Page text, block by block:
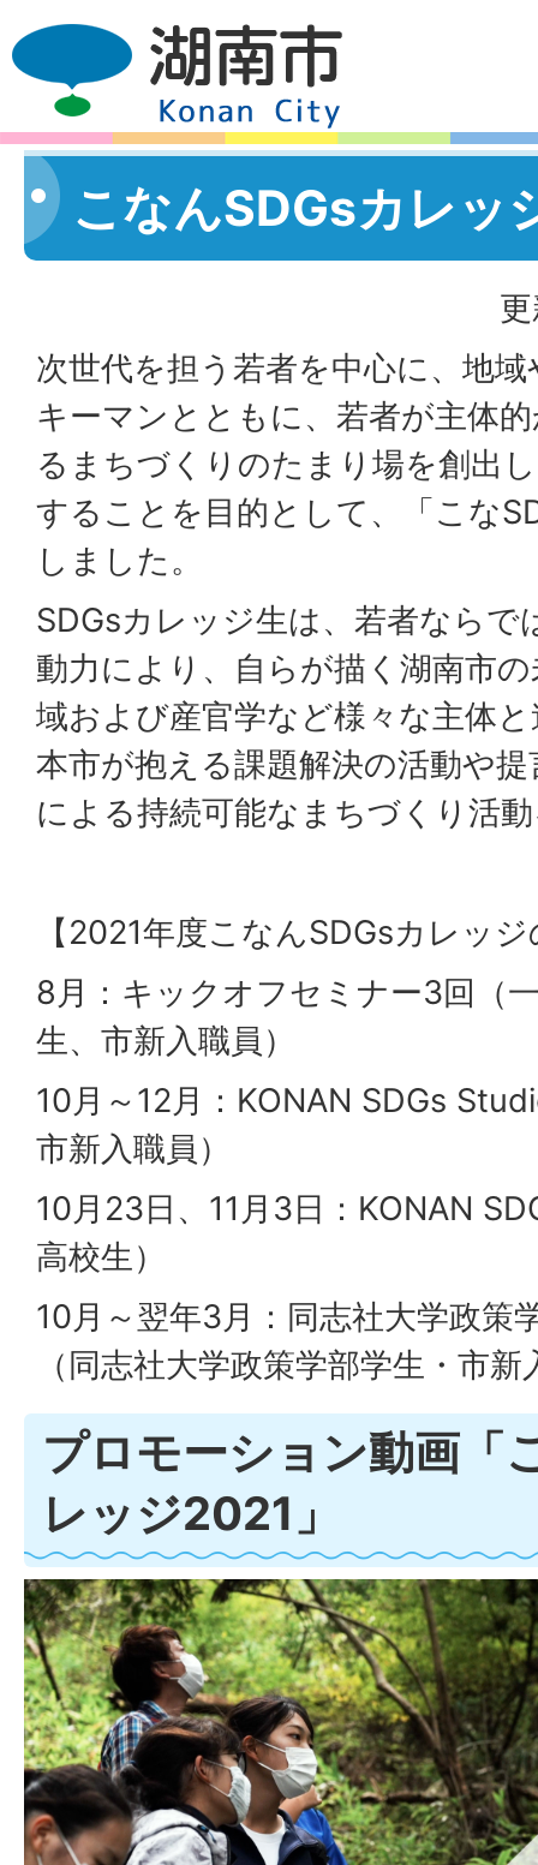
こなんSDGsカレッ
次世代を担う若者を中心に、地
キーマンとともに、若者が主体
るまちづくりのたまり場を創出
することを目的として、「こな
しました。
SDGsカレッジ生は、若者ならで
動力により、自らが描く湖南市
域および産官学など様々な主体
本市が抱える課題解決の活動や
による持続可能なまちづくり活
【2021年度こなんSDGsカレッ
8月：キックオフセミナー3回（
生、市新入職員）
10月～12月：KONAN SDGs
市新入職員）
10月23日、11月3日：KONAN
高校生）
10月～翌年3月：同志社大学政策
（同志社大学政策学部学生・市新
プロモーション動画「
レッジ2021」